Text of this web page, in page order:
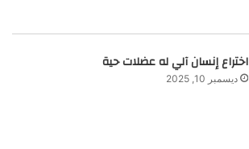
اختراع إنسان آلي له عضلات حية
ديسمبر 10, 2025